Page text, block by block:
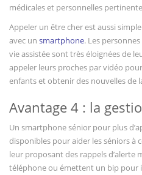
médicales et personnelles
Appeler un être cher est aussi
avec un smartphone. Les
vie assistée sont très éloignées de
appeler leurs proches par vidéo
enfants et obtenir des nouvelles de
Avantage 4 : la
Un smartphone sénior pour plus
disponibles pour aider les séniors à
leur proposant des rappels d’alerte
téléphone ou émettent un bip pour